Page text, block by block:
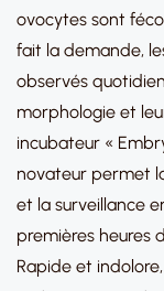
ovocytes sont
fait la demande,
observés
morphologie et
incubateur «
novateur permet
et la surveillance
premières heures
Rapide et